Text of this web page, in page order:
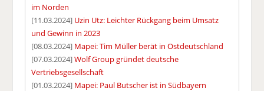
im Norden
[11.03.2024] Uzin Utz: Leichter Rückgang beim Umsatz
und Gewinn in 2023
[08.03.2024] Mapei: Tim Müller berät in Ostdeutschland
[07.03.2024]Wolf Group gründet deutsche
Vertriebsgesellschaft
[01.03.2024] Mapei: Paul Butscher ist in Südbayern